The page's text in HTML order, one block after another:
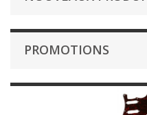
PROMOTIONS